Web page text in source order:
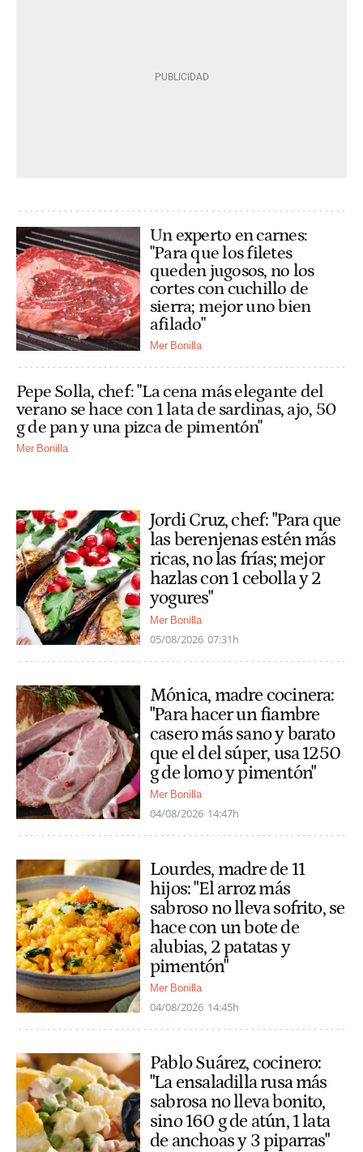
Un experto en carnes:
"Para que los filetes
queden jugosos, no los
cortes con cuchillo de
sierra; mejor uno bien
afilado"
Mer Bonilla
Pepe Solla, chef: "La cena más elegante del
verano se hace con 1 lata de sardinas, ajo, 50
g de pan y una pizca de pimentón"
Mer Bonilla
Jordi Cruz, chef: "Para que
las berenjenas estén más
ricas, no las frías; mejor
hazlas con 1 cebolla y 2
yogures"
Mer Bonilla
05/08/2026 07:31h
Mónica, madre cocinera:
"Para hacer un fiambre
casero más sano y barato
que el del súper, usa 1250
g de lomo y pimentón"
Mer Bonilla
04/08/2026 14:47h
Lourdes, madre de 11
hijos: "El arroz más
sabroso no lleva sofrito, se
hace con un bote de
alubias, 2 patatas y
pimentón"
Mer Bonilla
04/08/2026 14:45h
Pablo Suárez, cocinero:
"La ensaladilla rusa más
sabrosa no lleva bonito,
sino 160 g de atún, 1 lata
de anchoas y 3 piparras"